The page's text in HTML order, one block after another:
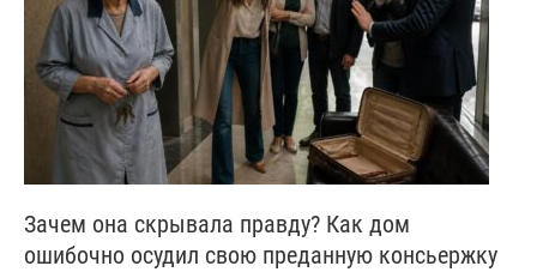
Зачем она скрывала правду? Как дом
ошибочно осудил свою преданную консьержку